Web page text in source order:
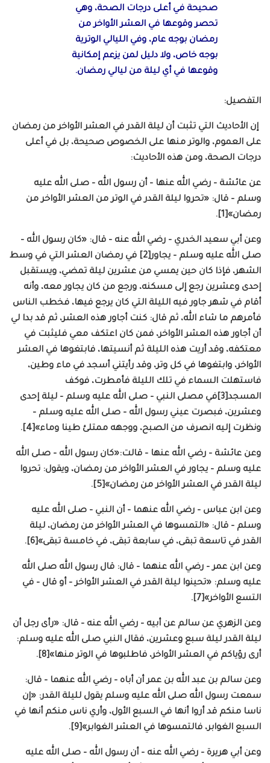
صحيحة في أعلى درجات الصحة، وهي
تحصر وقوعها في العشر الأواخر من
رمضان بوجه عام، وفي الليالي الوترية
بوجه خاص، ولا دليل لمن يزعم إمكانية
وقوعها في أي ليلة من ليالي رمضان.
التفصيل:
إن الأحاديث التي تثبت أن ليلة القدر في العشر الأواخر من رمضان
على العموم، والوتر منها على الخصوص صحيحة، بل في أعلى
درجات الصحة، ومن هذه الأحاديث:
عن عائشة – رضي الله عنها – أن رسول الله – صلى الله عليه
وسلم – قال: «تحروا ليلة القدر في الوتر من العشر الأواخر من
رمضان»[1].
وعن أبي سعيد الخدري – رضي الله عنه – قال: «كان رسول الله –
صلى الله عليه وسلم – يجاور[2] في رمضان العشر التي في وسط
الشهر، فإذا كان حين يمسي من عشرين ليلة تمضي، ويستقبل
إحدى وعشرين رجع إلى مسكنه، ورجع من كان يجاور معه، وأنه
أقام في شهر جاور فيه الليلة التي كان يرجع فيها، فخطب الناس
فأمرهم ما شاء الله، ثم قال: كنت أجاور هذه العشر، ثم قد بدا لي
أن أجاور هذه العشر الأواخر، فمن كان اعتكف معي فليثبت في
معتكفه، وقد أريت هذه الليلة ثم أنسيتها، فابتغوها في العشر
الأواخر، وابتغوها في كل وتر، وقد رأيتني أسجد في ماء وطين،
فاستهلت السماء في تلك الليلة فأمطرت، فوكف
المسجد[3]في مصلى النبي – صلى الله عليه وسلم – ليلة إحدى
وعشرين، فبصرت عيني رسول الله – صلى الله عليه وسلم –
ونظرت إليه انصرف من الصبح، ووجهه ممتلئ طينا وماء»[4].
وعن عائشة – رضي الله عنها – قالت:«كان رسول الله – صلى الله
عليه وسلم – يجاور في العشر الأواخر من رمضان، ويقول: تحروا
ليلة القدر في العشر الأواخر من رمضان»[5].
وعن ابن عباس – رضي الله عنهما – أن النبي – صلى الله عليه
وسلم – قال: «التمسوها في العشر الأواخر من رمضان، ليلة
القدر في تاسعة تبقى، في سابعة تبقى، في خامسة تبقى»[6].
وعن ابن عمر – رضي الله عنهما – قال: قال رسول الله صلى الله
عليه وسلم: «تحينوا ليلة القدر في العشر الأواخر – أو قال – في
التسع الأواخر»[7].
وعن الزهري عن سالم عن أبيه – رضي الله عنه – قال: «رأى رجل أن
ليلة القدر ليلة سبع وعشرين، فقال النبي صلى الله عليه وسلم:
أرى رؤياكم في العشر الأواخر، فاطلبوها في الوتر منها»[8].
وعن سالم بن عبد الله بن عمر أن أباه – رضي الله عنهما – قال:
سمعت رسول الله صلى الله عليه وسلم يقول لليلة القدر: «إن
ناسا منكم قد أروا أنها في السبع الأول، وأري ناس منكم أنها في
السبع الغوابر، فالتمسوها في العشر الغوابر»[9].
وعن أبي هريرة – رضي الله عنه – أن رسول الله – صلى الله عليه